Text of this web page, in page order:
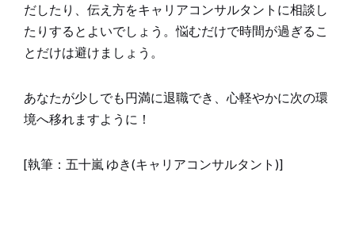
だしたり、伝え方をキャリアコンサルタントに相談し
たりするとよいでしょう。悩むだけで時間が過ぎるこ
とだけは避けましょう。
あなたが少しでも円満に退職でき、心軽やかに次の環
境へ移れますように！
[執筆：五十嵐 ゆき(キャリアコンサルタント)]